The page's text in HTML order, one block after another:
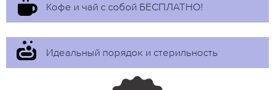
Кофе и чай с собой БЕСПЛАТНО!
Идеальный порядок и стерильность